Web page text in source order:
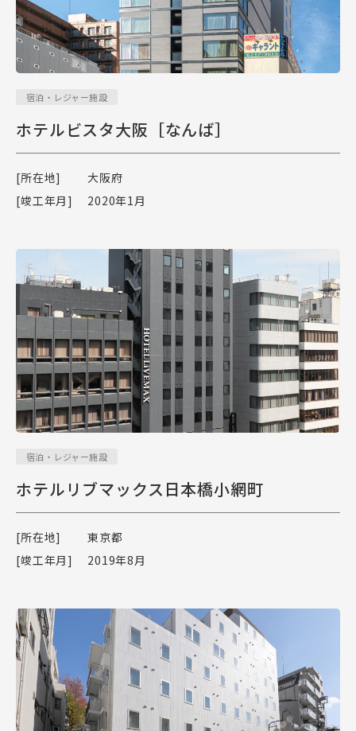
宿泊・レジャー施設
ホテルビスタ大阪［なんば］
[所在地]
大阪府
[竣工年月]
2020年1月
宿泊・レジャー施設
ホテルリブマックス日本橋小網町
[所在地]
東京都
[竣工年月]
2019年8月